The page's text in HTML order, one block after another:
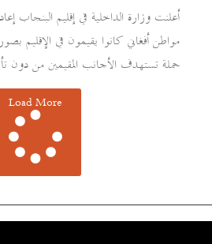
مواطن أفغاني كانوا يقيمون في الإقليم
حملة تستهدف الأجانب المقيمين من دون
Load More